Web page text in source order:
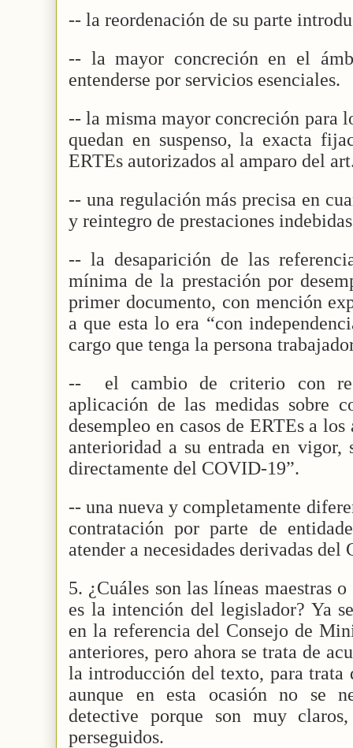
-- la reordenación de su parte
-- la mayor concreción en el
entenderse por servicios esenciales.
-- la misma mayor concreción para
quedan en suspenso, la exacta
ERTEs autorizados al amparo del
-- una regulación más precisa en
y reintegro de prestaciones
-- la desaparición de las
mínima de la prestación por
primer documento, con mención
a que esta lo era “con
cargo que tenga la persona
--
el cambio de criterio con
aplicación de las medidas sobre
desempleo en casos de ERTEs a
anterioridad a su entrada en vigor,
directamente del COVID-19”.
-- una nueva y completamente
contratación por parte de
atender a necesidades derivadas del
5. ¿Cuáles son las líneas maestras
es la intención del legislador? Ya
en la referencia del Consejo de
anteriores, pero ahora se trata de
la introducción del texto, para trata
aunque en esta ocasión no se
detective porque son muy
perseguidos.